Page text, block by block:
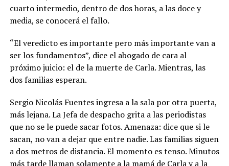
cuarto intermedio, dentro de dos horas, a las doce y
media, se conocerá el fallo.
“El veredicto es importante pero más importante van a
ser los fundamentos”, dice el abogado de cara al
próximo juicio: el de la muerte de Carla. Mientras, las
dos familias esperan.
Sergio Nicolás Fuentes ingresa a la sala por otra puerta,
más lejana. La Jefa de despacho grita a las periodistas
que no se le puede sacar fotos. Amenaza: dice que si le
sacan, no van a dejar que entre nadie. Las familias siguen
a dos metros de distancia. El momento es tenso. Minutos
más tarde llaman solamente a la mamá de Carla y a la